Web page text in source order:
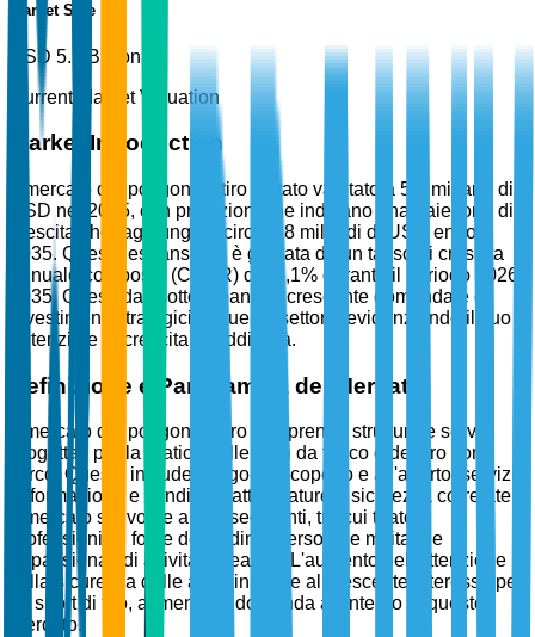
Market Size
USD 5.7 Billion
Current Market Valuation
Market Introduction
Il mercato dei poligoni di tiro è stato valutato a 5,7 miliardi di
USD nel 2025, con proiezioni che indicano una traiettoria di
crescita che raggiungerà circa 9,8 miliardi di USD entro il
2035. Questa espansione è guidata da un tasso di crescita
annuale composto (CAGR) del 5,1% durante il periodo 2026-
2035. Questi dati sottolineano la crescente domanda e gli
investimenti strategici in questo settore, evidenziando il suo
potenziale di crescita e redditività.
Definizione e Panoramica del Mercato
Il mercato dei poligoni di tiro comprende strutture e servizi
progettati per la pratica delle armi da fuoco e del tiro con
l'arco. Questo include poligoni al coperto e all'aperto, servizi
di formazione e vendita di attrezzature e sicurezza correlate.
Il mercato si rivolge a vari segmenti, tra cui tiratori
professionisti, forze dell'ordine, personale militare e
appassionati di attività ricreative. L'aumento dell'attenzione
sulla sicurezza delle armi, insieme al crescente interesse per
gli sport di tiro, alimenta la domanda all'interno di questo
mercato.